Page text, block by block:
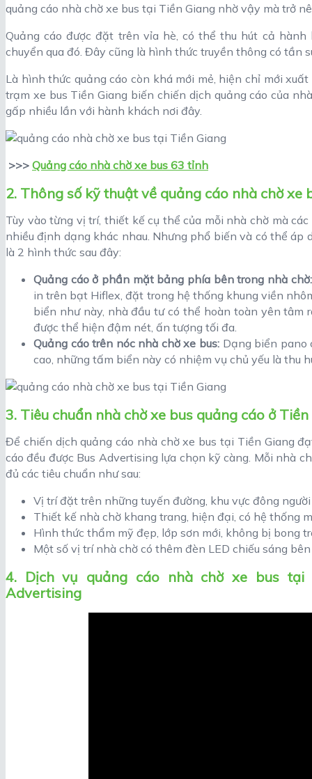
quảng cáo nhà chờ xe bus tại Tiền Giang nhờ vậy mà trở
Quảng cáo được đặt trên vỉa hè, có thể thu hút cả
chuyển qua đó. Đây cũng là hình thức truyền thông có tần
Là hình thức quảng cáo còn khá mới mẻ, hiện chỉ mới
trạm xe bus Tiền Giang biến chiến dịch quảng cáo của
gấp nhiều lần với hành khách nơi đây.
>>> Quảng cáo nhà chờ xe bus 63 tỉnh
2. Thông số kỹ thuật về quảng cáo nhà chờ xe
Tùy vào từng vị trí, thiết kế cụ thể của mỗi nhà chờ mà
nhiều định dạng khác nhau. Nhưng phổ biến và có thể áp
là 2 hình thức sau đây:
Quảng cáo ở phần mặt bảng phía bên trong nhà
in trên bạt Hiflex, đặt trong hệ thống khung viền
biển như này, nhà đầu tư có thể hoàn toàn yên
được thể hiện đậm nét, ấn tượng tối đa.
Quảng cáo trên nóc nhà chờ xe bus: Dạng biển pano
cao, những tấm biển này có nhiệm vụ chủ yếu là thu
3. Tiêu chuẩn nhà chờ xe bus quảng cáo ở
Để chiến dịch quảng cáo nhà chờ xe bus tại Tiền Giang
cáo đều được Bus Advertising lựa chọn kỹ càng. Mỗi nhà
đủ các tiêu chuẩn như sau:
Vị trí đặt trên những tuyến đường, khu vực đông người
Thiết kế nhà chờ khang trang, hiện đại, có hệ thống
Hình thức thẩm mỹ đẹp, lớp sơn mới, không bị bong
Một số vị trí nhà chờ có thêm đèn LED chiếu sáng
4. Dịch vụ quảng cáo nhà chờ xe bus tại
Advertising